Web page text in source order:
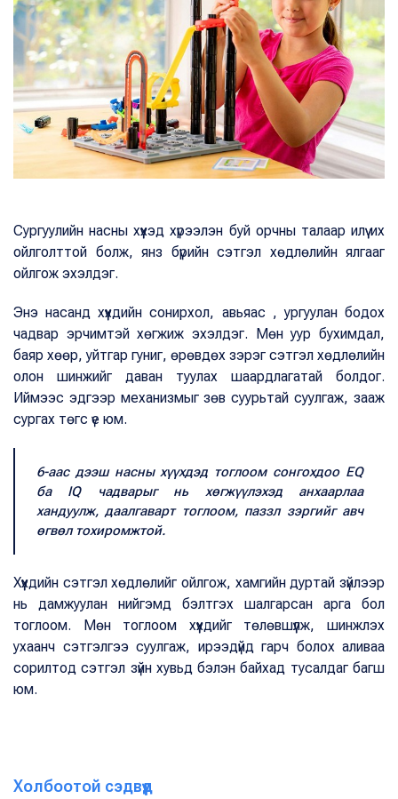
Сургуулийн насны хүүхэд хүрээлэн буй орчны талаар илүү их
ойлголттой болж, янз бүрийн сэтгэл хөдлөлийн ялгааг
ойлгож эхэлдэг.
Энэ насанд хүүхдийн сонирхол, авьяас , ургуулан бодох
чадвар эрчимтэй хөгжиж эхэлдэг. Мөн уур бухимдал,
баяр хөөр, уйтгар гуниг, өрөвдөх зэрэг сэтгэл хөдлөлийн
олон шинжийг даван туулах шаардлагатай болдог.
Иймээс эдгээр механизмыг зөв суурьтай суулгаж, зааж
сургах төгс үе юм.
6-аас дээш насны хүүхдэд тоглоом сонгохдоо EQ
ба IQ чадварыг нь хөгжүүлэхэд анхаарлаа
хандуулж, даалгаварт тоглоом, паззл зэргийг авч
өгвөл тохиромжтой.
Хүүхдийн сэтгэл хөдлөлийг ойлгож, хамгийн дуртай зүйлээр
нь дамжуулан нийгэмд бэлтгэх шалгарсан арга бол
тоглоом. Мөн тоглоом хүүхдийг төлөвшүүлж, шинжлэх
ухаанч сэтгэлгээ суулгаж, ирээдүйд гарч болох аливаа
сорилтод сэтгэл зүйн хувьд бэлэн байхад тусалдаг багш
юм.
Холбоотой сэдвүүд